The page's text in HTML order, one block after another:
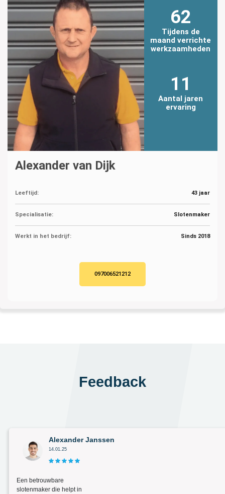
62
Tijdens de
maand verrichte
werkzaamheden
11
Aantal jaren
ervaring
Alexander van Dijk
Leeftijd: 43 jaar
Specialisatie: Slotenmaker
Werkt in het bedrijf: Sinds 2018
097006521212
Feedback
Alexander Janssen
14.01.25
Een betrouwbare
slotenmaker die helpt in